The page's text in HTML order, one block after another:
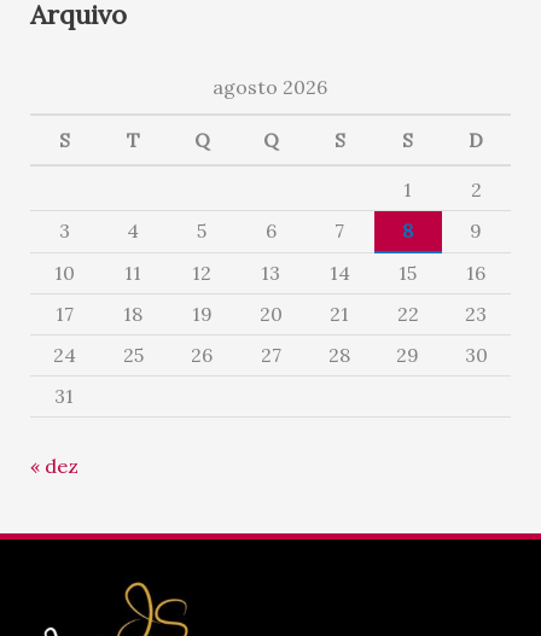
Arquivo
agosto 2026
S T Q Q S S D
1
2
3
4 5 6 7 8
9
10
11 12 13 14 15
16
17
18 19 20 21 22
23
24
25 26 27 28 29
30
31
« dez